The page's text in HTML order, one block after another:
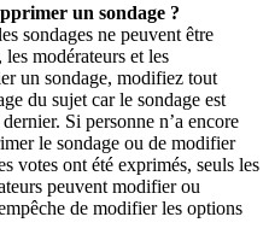
un sondage ?
sondages ne peuvent être
modérateurs et les
un sondage, modifiez tout
du sujet car le sondage est
Si personne n’a encore
le sondage ou de modifier
votes ont été exprimés, seuls les
peuvent modifier ou
de modifier les options